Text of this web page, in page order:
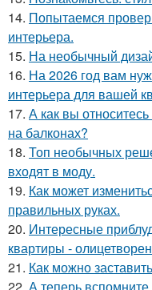
14. Попытаемся
интерьера.
15. На необычный
16. На 2026 год вам
интерьера для вашей
17. А как вы
на балконах?
18. Топ необычных
входят в моду.
19. Как может
правильных руках.
20. Интересные
квартиры -
21. Как можно